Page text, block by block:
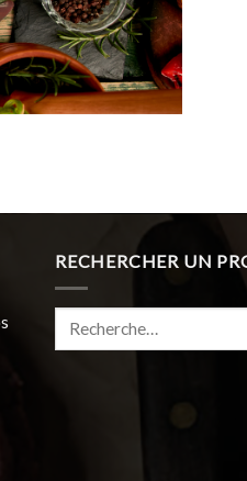
RECHERCHER UN
Recherche